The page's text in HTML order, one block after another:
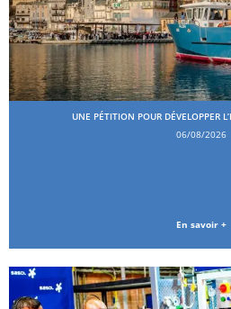
UNE PÉTITION POUR DÉVELOPPER
06/08/2026
En savoir +